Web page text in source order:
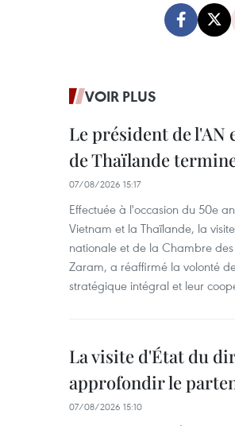
VOIR PLUS
Le président de l'AN
de Thaïlande
07/08/2026 15:17
Effectuée à l'occasion du 50e
Vietnam et la Thaïlande, la
nationale et de la Chambre
Zaram, a réaffirmé la volonté
stratégique intégral et leur
La visite d'État du
approfondir le
07/08/2026 15:10